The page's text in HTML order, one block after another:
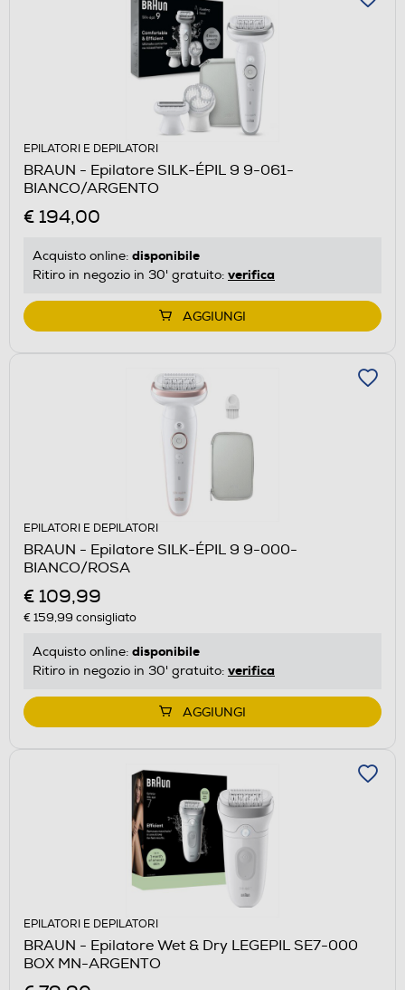
EPILATORI E DEPILATORI
BRAUN - Epilatore SILK-ÉPIL 9 9-061-
BIANCO/ARGENTO
€ 194,00
Acquisto online: disponibile
Ritiro in negozio in 30' gratuito: verifica
AGGIUNGI
EPILATORI E DEPILATORI
BRAUN - Epilatore SILK-ÉPIL 9 9-000-
BIANCO/ROSA
€ 109,99
€ 159,99 consigliato
Acquisto online: disponibile
Ritiro in negozio in 30' gratuito: verifica
AGGIUNGI
EPILATORI E DEPILATORI
BRAUN - Epilatore Wet & Dry LEGEPIL SE7-000
BOX MN-ARGENTO